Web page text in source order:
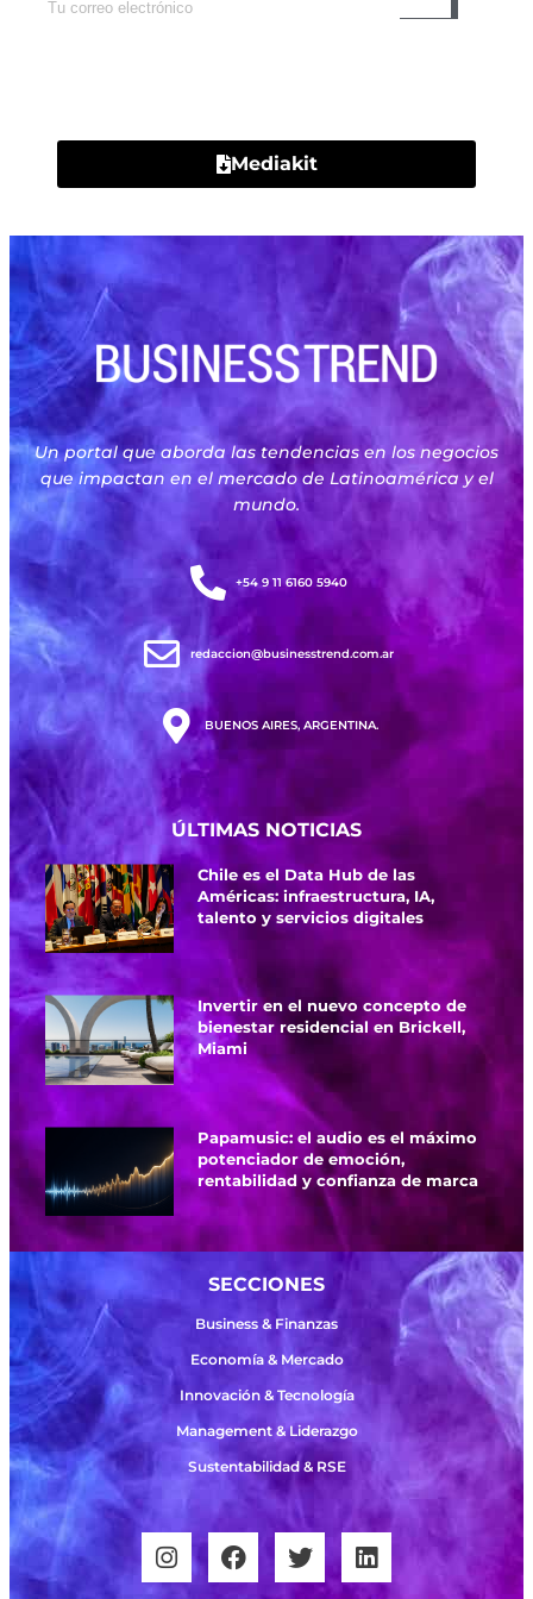
Mediakit
Un portal que aborda las tendencias en los negocios
que impactan en el mercado de Latinoamérica y el
mundo.
+54 9 11 6160 5940
redaccion@businesstrend.com.ar
BUENOS AIRES, ARGENTINA.
ÚLTIMAS NOTICIAS
Chile es el Data Hub de las
Américas: infraestructura, IA,
talento y servicios digitales
Invertir en el nuevo concepto de
bienestar residencial en Brickell,
Miami
Papamusic: el audio es el máximo
potenciador de emoción,
rentabilidad y confianza de marca
SECCIONES
Business & Finanzas
Economía & Mercado
Innovación & Tecnología
Management & Liderazgo
Sustentabilidad & RSE